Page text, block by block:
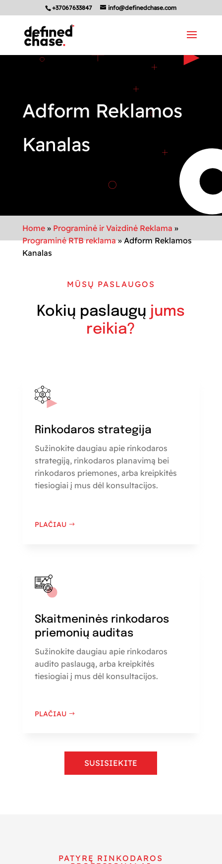
+37067633847 info@definedchase.com
Adform Reklamos
Kanalas
Home» Programinė ir Vaizdinė Reklama »
Programinė RTB reklama»Adform Reklamos
Kanalas
MŪSŲ PASLAUGOS
Kokių paslaugų jums
reikia?
Rinkodaros strategija
Sužinokite daugiau apie rinkodaros
strategiją, rinkodaros planavimą bei
rinkodaros priemones, arba kreipkitės
tiesiogiai į mus dėl konsultacijos.
PLAČIAU
Skaitmeninės rinkodaros
priemonių auditas
Sužinokite daugiau apie rinkodaros
audito paslaugą, arba kreipkitės
tiesiogiai į mus dėl konsultacijos.
PLAČIAU
SUSISIEKITE
PATYRĘ RINKODAROS